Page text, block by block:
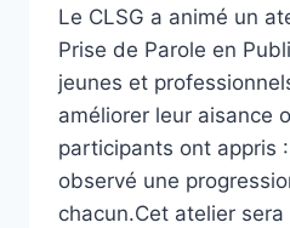
Le CLSG a animé un
Prise de Parole en
jeunes et
améliorer leur aisance
participants ont appris
observé une
chacun.Cet atelier